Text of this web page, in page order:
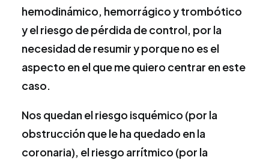
hemodinámico, hemorrágico y trombótico
y el riesgo de pérdida de control, por la
necesidad de resumir y porque no es el
aspecto en el que me quiero centrar en este
caso.
Nos quedan el riesgo isquémico (por la
obstrucción que le ha quedado en la
coronaria), el riesgo arrítmico (por la